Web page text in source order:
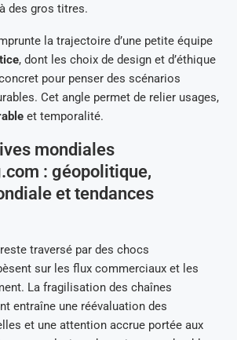
des gros titres.
la trajectoire d’une petite équipe
, dont les choix de design et d’éthique
pour penser des scénarios
Cet angle permet de relier usages,
et temporalité.
mondiales
: géopolitique,
et tendances
traversé par des chocs
sur les flux commerciaux et les
La fragilisation des chaînes
entraîne une réévaluation des
et une attention accrue portée aux